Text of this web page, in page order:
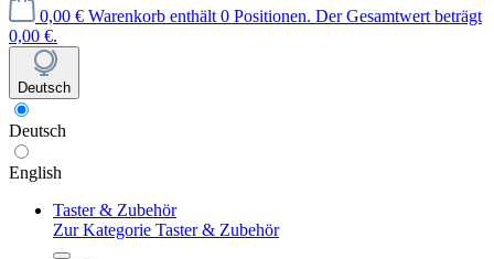
0,00 € Warenkorb enthält 0 Positionen. Der Gesamtwert beträgt
0,00 €.
Deutsch
Deutsch
English
Taster & Zubehör
Zur Kategorie Taster & Zubehör